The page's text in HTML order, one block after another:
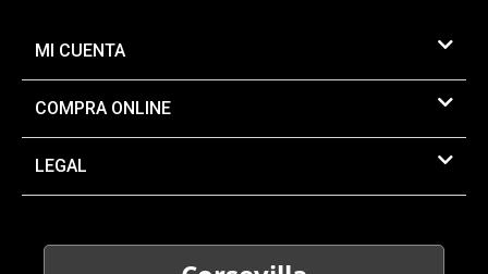
MI CUENTA
COMPRA ONLINE
LEGAL